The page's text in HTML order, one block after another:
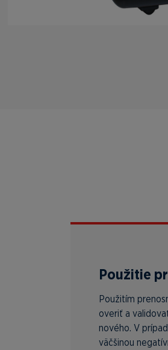
Použitie
Použitím
overiť a
nového. V
väčšinou